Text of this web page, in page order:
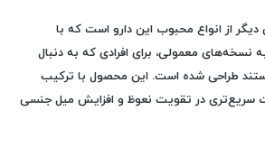
دیگر از انواع محبوب این دارو است که با
نسخه‌های معمولی، برای افرادی که به دنبال
طراحی شده است. این محصول با ترکیب
سریع‌تری در تقویت نعوظ و افزایش میل جنسی